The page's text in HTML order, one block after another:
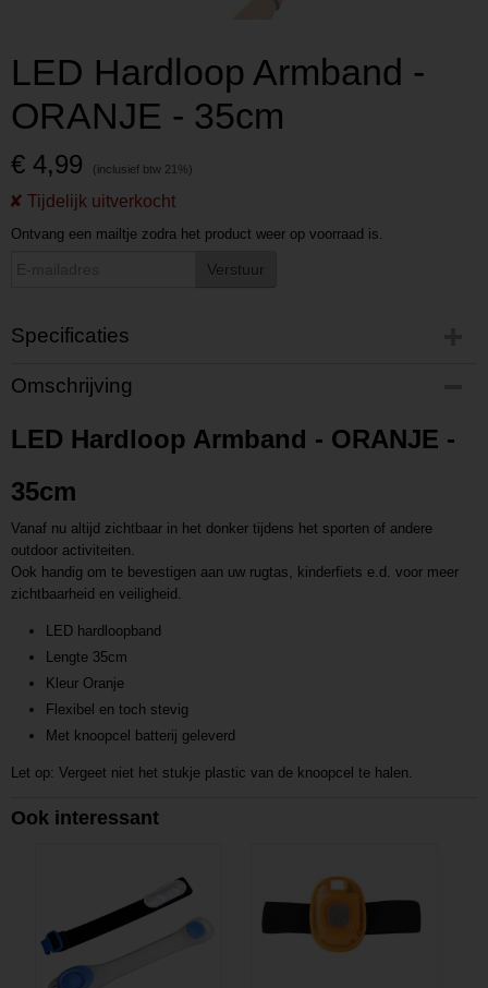
LED Hardloop Armband -
ORANJE - 35cm
€ 4,99
Ontvang een mailtje zodra het product weer op voorraad is.
Verstuur
Specificaties
Productcode
P202305301631
L202305301631
Omschrijving
LED Hardloop Armband - ORANJE -
35cm
Vanaf nu altijd zichtbaar in het donker tijdens het sporten of andere
outdoor activiteiten.
Ook handig om te bevestigen aan uw rugtas, kinderfiets e.d. voor meer
zichtbaarheid en veiligheid.
LED hardloopband
Lengte 35cm
Kleur Oranje
Flexibel en toch stevig
Met knoopcel batterij geleverd
Let op: Vergeet niet het stukje plastic van de knoopcel te halen.
Ook interessant